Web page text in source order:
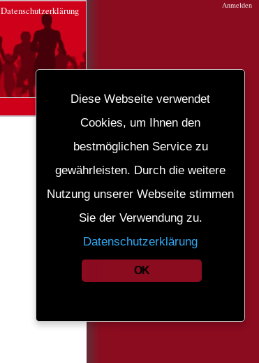
Anmelden
Datenschutzerklärung
Diese Webseite verwendet
Cookies, um Ihnen den
bestmöglichen Service zu
gewährleisten. Durch die weitere
Nutzung unserer Webseite stimmen
Sie der Verwendung zu.
Datenschutzerklärung
OK